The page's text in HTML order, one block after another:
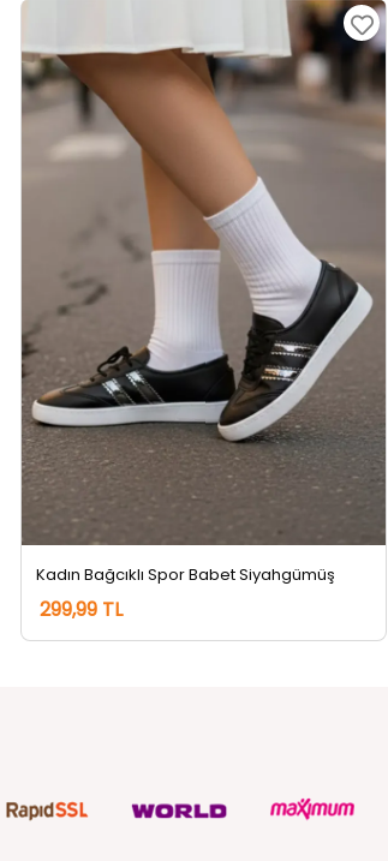
Kadın Bağcıklı Spor Babet Siyahgümüş
299,99 TL